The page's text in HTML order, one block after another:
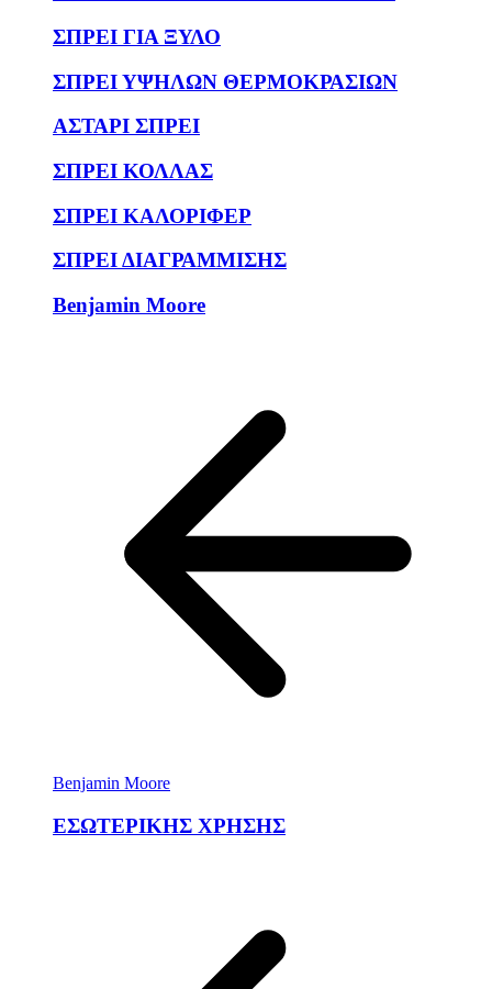
ΣΠΡΕΙ ΓΙΑ ΞΥΛΟ
ΣΠΡΕΙ ΥΨΗΛΩΝ ΘΕΡΜΟΚΡΑΣΙΩΝ
ΑΣΤΑΡΙ ΣΠΡΕΙ
ΣΠΡΕΙ ΚΟΛΛΑΣ
ΣΠΡΕΙ ΚΑΛΟΡΙΦΕΡ
ΣΠΡΕΙ ΔΙΑΓΡΑΜΜΙΣΗΣ
Benjamin Moore
Benjamin Moore
ΕΣΩΤΕΡΙΚΗΣ ΧΡΗΣΗΣ